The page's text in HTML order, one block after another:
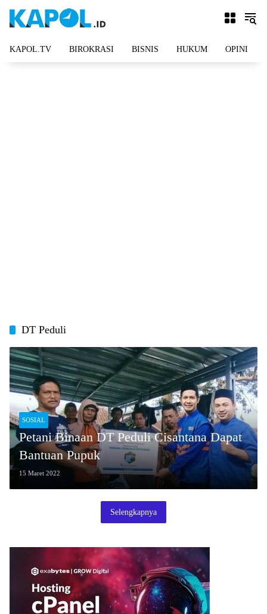
KAPOL.TV BIROKRASI BISNIS HUKUM OPINI
DT Peduli
SOSIAL
Petani Binaan DT Peduli Cisantana Dapat
Bantuan Pupuk
15 Maret 2022
Selengkapnya